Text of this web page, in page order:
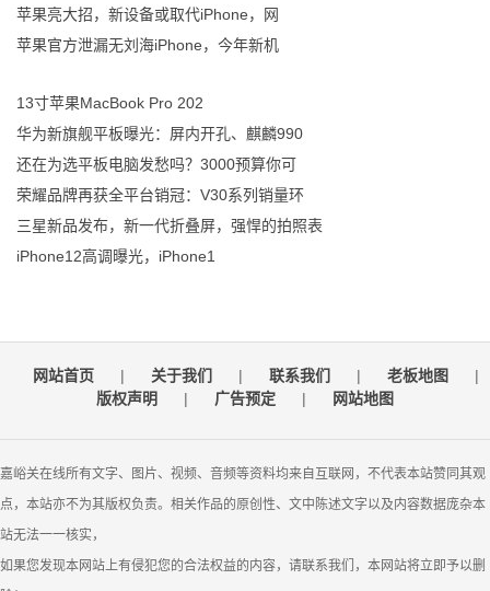
苹果亮大招，新设备或取代iPhone，网
苹果官方泄漏无刘海iPhone，今年新机
13寸苹果MacBook Pro 202
华为新旗舰平板曝光：屏内开孔、麒麟990
还在为选平板电脑发愁吗？3000预算你可
荣耀品牌再获全平台销冠：V30系列销量环
三星新品发布，新一代折叠屏，强悍的拍照表
iPhone12高调曝光，iPhone1
网站首页 | 关于我们 | 联系我们 | 老板地图
|
版权声明
| 广告预定 | 网站地图
嘉峪关在线所有文字、图片、视频、音频等资料均来自互联网，不代表本站赞同其观
点，本站亦不为其版权负责。相关作品的原创性、文中陈述文字以及内容数据庞杂本
站无法一一核实，
如果您发现本网站上有侵犯您的合法权益的内容，请联系我们，本网站将立即予以删